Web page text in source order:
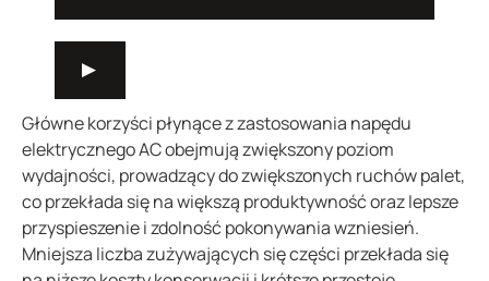
Główne korzyści płynące z zastosowania napędu
elektrycznego AC obejmują zwiększony poziom
wydajności, prowadzący do zwiększonych ruchów palet,
co przekłada się na większą produktywność oraz lepsze
przyspieszenie i zdolność pokonywania wzniesień.
Mniejsza liczba zużywających się części przekłada się